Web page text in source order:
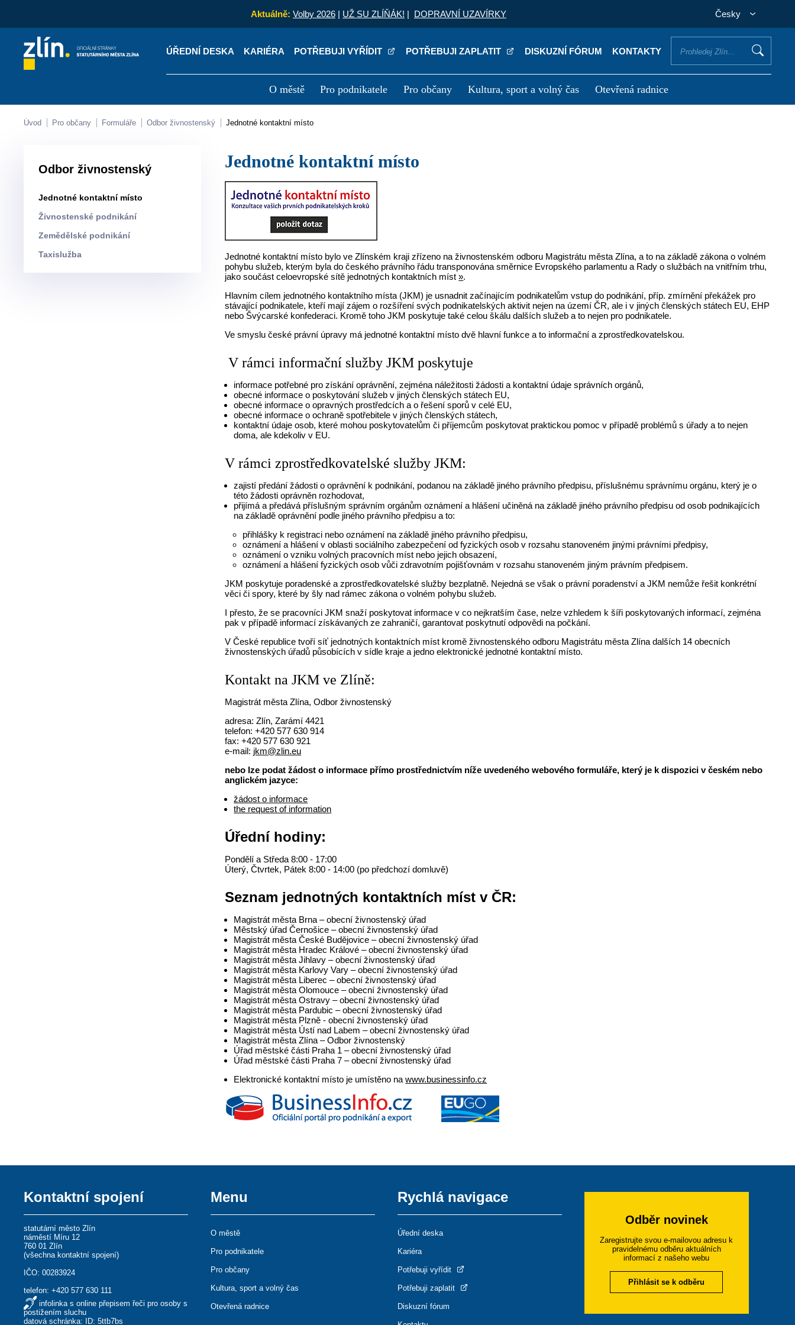
Aktuálně: Volby 2026 | UŽ SU ZLÍŇÁK! | DOPRAVNÍ UZAVÍRKY Česky
ÚŘEDNÍ DESKA KARIÉRA POTŘEBUJI VYŘÍDIT POTŘEBUJI ZAPLATIT DISKUZNÍ FÓRUM KONTAKTY
O městě Pro podnikatele Pro občany Kultura, sport a volný čas Otevřená radnice
Kontakty Úřední deska
Úvod Pro občany Formuláře Odbor živnostenský Jednotné kontaktní místo
Odbor živnostenský
Jednotné kontaktní místo
Živnostenské podnikání
Zemědělské podnikání
Taxislužba
Jednotné kontaktní místo
Jednotné kontaktní místo bylo ve Zlínském kraji zřízeno na živnostenském odboru Magistrátu města Zlína, a to na základě zákona o volném
pohybu služeb, kterým byla do českého právního řádu transponována směrnice Evropského parlamentu a Rady o službách na vnitřním trhu,
jako součást celoevropské sítě jednotných kontaktních míst».
Hlavním cílem jednotného kontaktního místa (JKM) je usnadnit začínajícím podnikatelům vstup do podnikání, příp. zmírnění překážek pro
stávající podnikatele, kteří mají zájem o rozšíření svých podnikatelských aktivit nejen na území ČR, ale i v jiných členských státech EU, EHP
nebo Švýcarské konfederaci. Kromě toho JKM poskytuje také celou škálu dalších služeb a to nejen pro podnikatele.
Ve smyslu české právní úpravy má jednotné kontaktní místo dvě hlavní funkce a to informační a zprostředkovatelskou.
V rámci informační služby JKM poskytuje
informace potřebné pro získání oprávnění, zejména náležitosti žádosti a kontaktní údaje správních orgánů,
obecné informace o poskytování služeb v jiných členských státech EU,
obecné informace o opravných prostředcích a o řešení sporů v celé EU,
obecné informace o ochraně spotřebitele v jiných členských státech,
kontaktní údaje osob, které mohou poskytovatelům či příjemcům poskytovat praktickou pomoc v případě problémů s úřady a to nejen
doma, ale kdekoliv v EU.
V rámci zprostředkovatelské služby JKM:
zajistí předání žádosti o oprávnění k podnikání, podanou na základě jiného právního předpisu, příslušnému správnímu orgánu, který je o
této žádosti oprávněn rozhodovat,
přijímá a předává příslušným správním orgánům oznámení a hlášení učiněná na základě jiného právního předpisu od osob podnikajících
na základě oprávnění podle jiného právního předpisu a to:
přihlášky k registraci nebo oznámení na základě jiného právního předpisu,
oznámení a hlášení v oblasti sociálního zabezpečení od fyzických osob v rozsahu stanoveném jinými právními předpisy,
oznámení o vzniku volných pracovních míst nebo jejich obsazení,
oznámení a hlášení fyzických osob vůči zdravotním pojišťovnám v rozsahu stanoveném jiným právním předpisem.
JKM poskytuje poradenské a zprostředkovatelské služby bezplatně. Nejedná se však o právní poradenství a JKM nemůže řešit konkrétní
věci či spory, které by šly nad rámec zákona o volném pohybu služeb.
I přesto, že se pracovníci JKM snaží poskytovat informace v co nejkratším čase, nelze vzhledem k šíři poskytovaných informací, zejména
pak v případě informací získávaných ze zahraničí, garantovat poskytnutí odpovědi na počkání.
V České republice tvoří síť jednotných kontaktních míst kromě živnostenského odboru Magistrátu města Zlína dalších 14 obecních
živnostenských úřadů působících v sídle kraje a jedno elektronické jednotné kontaktní místo.
Kontakt na JKM ve Zlíně:
Magistrát města Zlína, Odbor živnostenský
adresa: Zlín, Zarámí 4421
telefon: +420 577 630 914
fax: +420 577 630 921
e-mail: jkm@zlin.eu
nebo lze podat žádost o informace přímo prostřednictvím níže uvedeného webového formuláře, který je k dispozici v českém nebo
anglickém jazyce:
žádost o informace
the request of information
Úřední hodiny:
Pondělí a Středa 8:00 - 17:00
Úterý, Čtvrtek, Pátek 8:00 - 14:00 (po předchozí domluvě)
Seznam jednotných kontaktních míst v ČR:
Magistrát města Brna – obecní živnostenský úřad
Městský úřad Černošice – obecní živnostenský úřad
Magistrát města České Budějovice – obecní živnostenský úřad
Magistrát města Hradec Králové – obecní živnostenský úřad
Magistrát města Jihlavy – obecní živnostenský úřad
Magistrát města Karlovy Vary – obecní živnostenský úřad
Magistrát města Liberec – obecní živnostenský úřad
Magistrát města Olomouce – obecní živnostenský úřad
Magistrát města Ostravy – obecní živnostenský úřad
Magistrát města Pardubic – obecní živnostenský úřad
Magistrát města Plzně - obecní živnostenský úřad
Magistrát města Ústí nad Labem – obecní živnostenský úřad
Magistrát města Zlína – Odbor živnostenský
Úřad městské části Praha 1 – obecní živnostenský úřad
Úřad městské části Praha 7 – obecní živnostenský úřad
Elektronické kontaktní místo je umístěno nawww.businessinfo.cz
Kontaktní spojení
statutární město Zlín
náměstí Míru 12
760 01 Zlín
(všechna kontaktní spojení)
IČO: 00283924
telefon:+420 577 630 111
infolinka s online přepisem řeči pro osoby s
postižením sluchu
datová schránka: ID: 5ttb7bs
Menu
O městě
Pro podnikatele
Pro občany
Kultura, sport a volný čas
Otevřená radnice
Rychlá navigace
Úřední deska
Kariéra
Potřebuji vyřídit
Potřebuji zaplatit
Diskuzní fórum
Odběr novinek
Zaregistrujte svou e-mailovou adresu k
pravidelnému odběru aktuálních
informací z našeho webu
Přihlásit se k odběru